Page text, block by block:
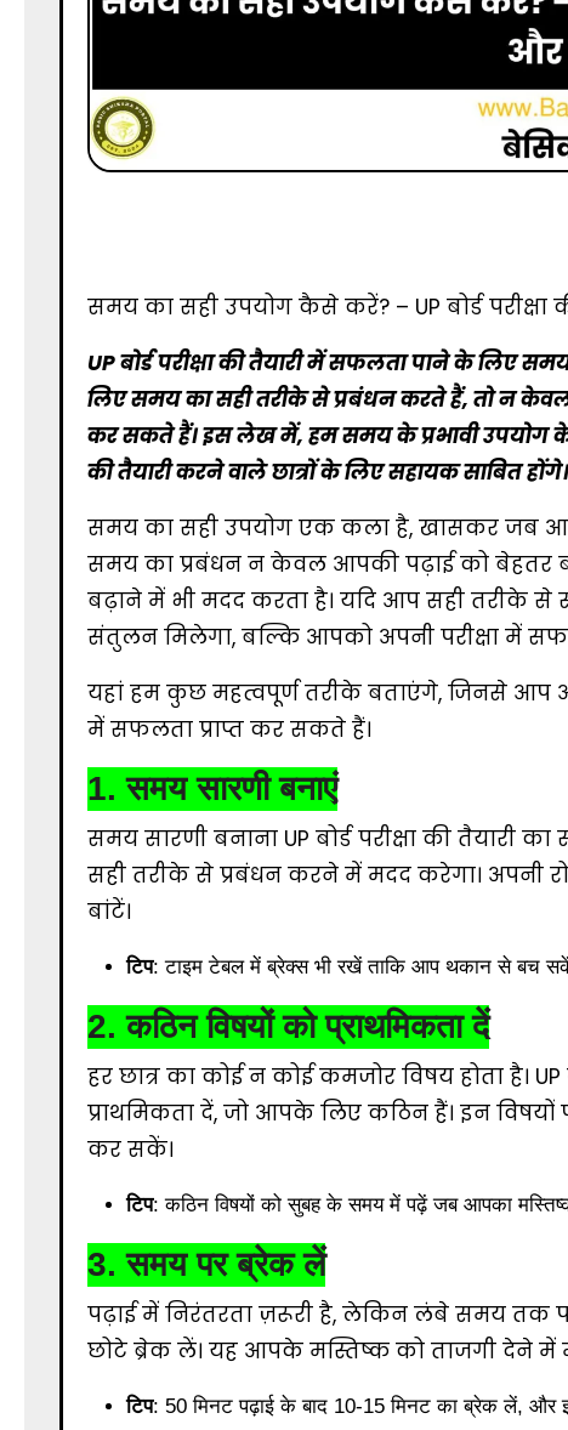
समय का सही उपयोग कैसे करें? – UP बोर्ड परीक्षा
UP बोर्ड परीक्षा की तैयारी में सफलता पाने के लिए
लिए समय का सही तरीके से प्रबंधन करते हैं, तो न केवल
कर सकते हैं। इस लेख में, हम समय के प्रभावी उपयोग के
की तैयारी करने वाले छात्रों के लिए सहायक साबित होंगे।
समय का सही उपयोग एक कला है, खासकर जब आप
समय का प्रबंधन न केवल आपकी पढ़ाई को बेहतर
बढ़ाने में भी मदद करता है। यदि आप सही तरीके
संतुलन मिलेगा, बल्कि आपको अपनी परीक्षा में
यहां हम कुछ महत्वपूर्ण तरीके बताएंगे, जिनसे आप
में सफलता प्राप्त कर सकते हैं।
1.समय सारणी बनाएं
समय सारणी बनाना UP बोर्ड परीक्षा की
सही तरीके से प्रबंधन करने में मदद करेगा। अपनी
बांटें।
टिप: टाइम टेबल में ब्रेक्स भी रखें ताकि आप थकान से बच
2.कठिन विषयों को प्राथमिकता दें
हर छात्र का कोई न कोई कमजोर विषय होता है।
प्राथमिकता दें, जो आपके लिए कठिन हैं। इन
कर सकें।
टिप: कठिन विषयों को सुबह के समय में पढ़ें जब आपका
3.समय पर ब्रेक लें
पढ़ाई में निरंतरता ज़रूरी है, लेकिन लंबे समय तक
छोटे ब्रेक लें। यह आपके मस्तिष्क को ताजगी देने
टिप: 50 मिनट पढ़ाई के बाद 10-15 मिनट का ब्रेक लें, और